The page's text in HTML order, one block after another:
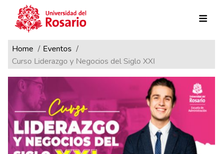
Pasar al contenido principal
Ruta de navegación
Home
Eventos
Curso Liderazgo y Negocios del Siglo XXI